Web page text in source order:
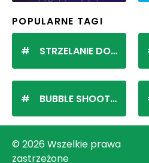
POPULARNE TAGI
STRZELANIE DO KULEK
BUBBLE SHOOTER
© 2026 Wszelkie prawa
zastrzeżone